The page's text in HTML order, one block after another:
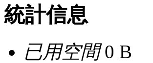
統計信息
已用空間0 B